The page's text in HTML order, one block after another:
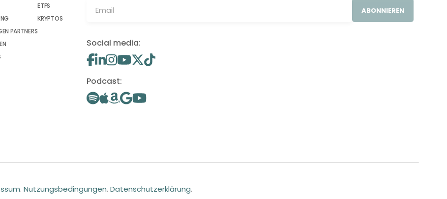
PARTNERS
ETFS
KRYPTOS
ABONNIEREN
Social media:
Podcast:
. Nutzungsbedingungen. Datenschutzerklärung.